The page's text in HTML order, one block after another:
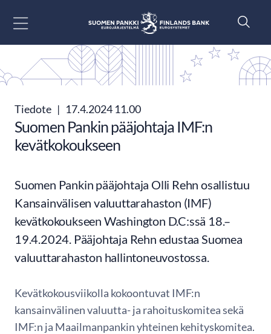
Tiedote | 17.4.2024 11.00
Suomen Pankin pääjohtaja IMF:n
kevätkokoukseen
Suomen Pankin pääjohtaja Olli Rehn osallistuu
Kansainvälisen valuuttarahaston (IMF)
kevätkokoukseen Washington D.C:ssä 18.–
19.4.2024. Pääjohtaja Rehn edustaa Suomea
valuuttarahaston hallintoneuvostossa.
Kevätkokousviikolla kokoontuvat IMF:n
kansainvälinen valuutta- ja rahoituskomitea sekä
IMF:n ja Maailmanpankin yhteinen kehityskomitea.